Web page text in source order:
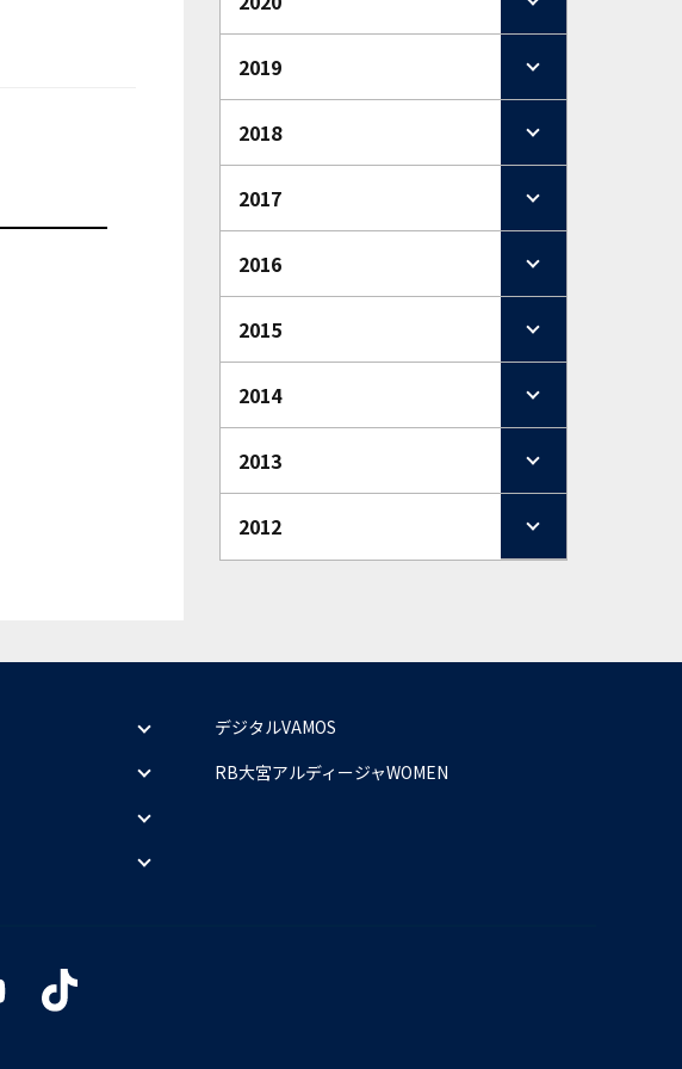
2019
2018
2017
2016
2015
2014
2013
2012
デジタルVAMOS
RB大宮アルディージャWOMEN